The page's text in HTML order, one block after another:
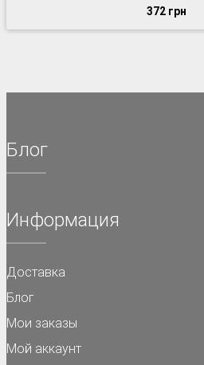
372 грн
Блог
Информация
Доставка
Блог
Мои заказы
Мой аккаунт